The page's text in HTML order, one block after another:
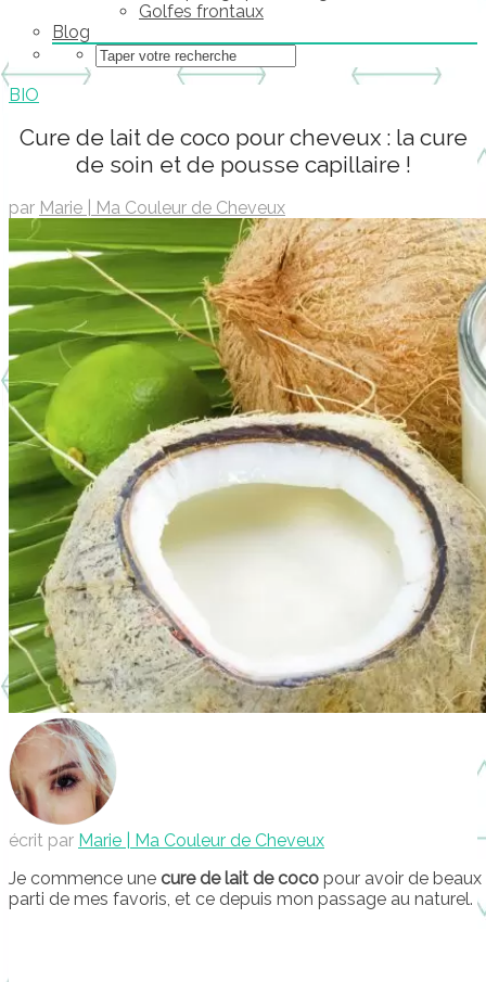
Golfes frontaux
Blog
BIO
Cure de lait de coco pour cheveux : la cure
de soin et de pousse capillaire !
par Marie | Ma Couleur de Cheveux
écrit par Marie | Ma Couleur de Cheveux
Je commence une cure de lait de coco pour avoir de
parti de mes favoris, et ce depuis mon passage au naturel.